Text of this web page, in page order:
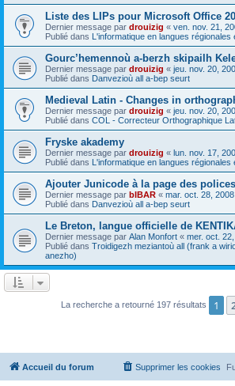
Liste des LIPs pour Microsoft Office
Dernier message par drouizig « ven. nov. 21,
Publié dans L'informatique en langues régionales
Gourc’hemennoù a-berzh skipailh
Dernier message par drouizig « jeu. nov. 20,
Publié dans Danvezioù all a-bep seurt
Medieval Latin - Changes in
Dernier message par drouizig « jeu. nov. 20,
Publié dans COL - Correcteur Orthographique
Fryske akademy
Dernier message par drouizig « lun. nov. 17,
Publié dans L'informatique en langues régionales
Ajouter Junicode à la page des
Dernier message par bIBAR « mar. oct. 28,
Publié dans Danvezioù all a-bep seurt
Le Breton, langue officielle de
Dernier message par Alan Monfort « mer. oct.
Publié dans Troidigezh meziantoù all (frank a
anezho)
La recherche a retourné 197 résultats 1
Accueil du forum Supprimer les cookies